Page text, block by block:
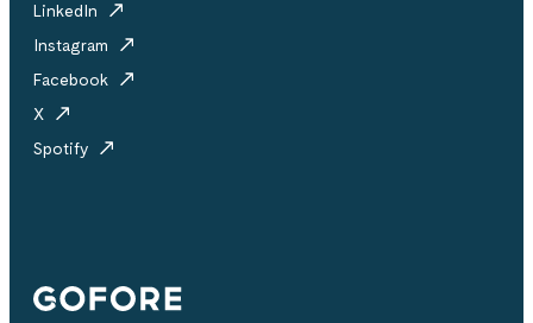
LinkedIn
Instagram
Facebook
X
Spotify
Gofore